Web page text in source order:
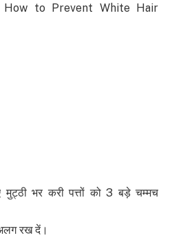
How to Prevent White Hair
भर करी पत्तों को 3 बड़े चम्मच
रख दें।